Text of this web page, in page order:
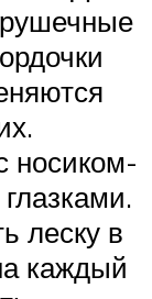
носиком-
леску в
каждый